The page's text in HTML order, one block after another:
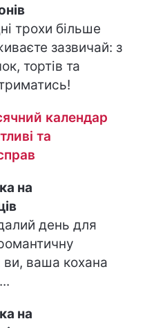
трохи більше
зазвичай: з
тортів та
календар
та
на
день для
ваша кохана
на